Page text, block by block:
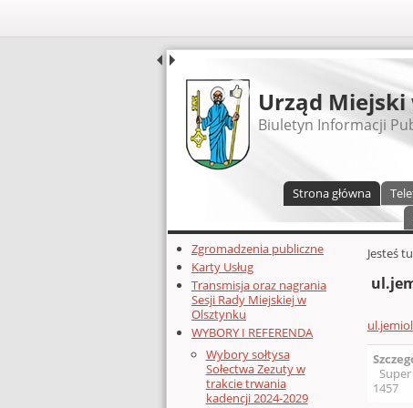
UDOSTĘPNIJ
Urząd
Biuletyn Informacji
Strona główna
Dodatkowe zasoby (lewa
Zgromadzenia publiczne
Karty Usług
Transmisja oraz nagrania
Sesji Rady Miejskiej w
Olsztynku
WYBORY I REFERENDA
Wybory sołtysa
Sołectwa Zezuty w
trakcie trwania
kadencji 2024-2029
Jesteś
1457